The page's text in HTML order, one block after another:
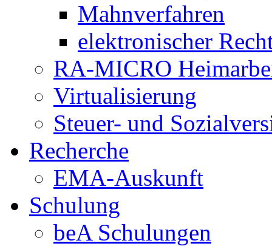
Mahnverfahren
elektronischer
RA-MICRO
Virtualisierung
Steuer- und
Recherche
EMA-Auskunft
Schulung
beA Schulungen